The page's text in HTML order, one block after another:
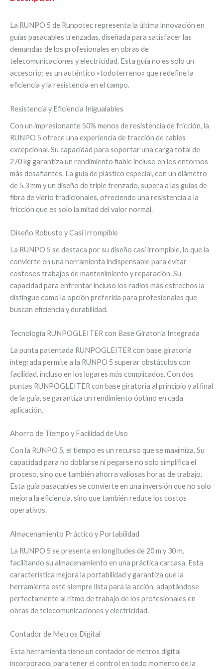
La RUNPO 5 de Runpotec representa la última innovación en
guías pasacables trenzadas, diseñada para satisfacer las
demandas de los profesionales en obras de
telecomunicaciones y electricidad. Esta guía no es solo un
accesorio; es un auténtico «todoterreno» que redefine la
eficiencia y la resistencia en el campo.
Resistencia y Eficiencia Inigualables
Con un impresionante 50% menos de resistencia de fricción, la
RUNPO 5 ofrece una experiencia de tracción de cables
excepcional. Su capacidad para soportar una carga total de
270 kg garantiza un rendimiento fiable incluso en los entornos
más desafiantes. La guía de plástico especial, con un diámetro
de 5,3 mm y un diseño de triple trenzado, supera a las guías de
fibra de vidrio tradicionales, ofreciendo una resistencia a la
fricción que es solo la mitad del valor normal.
Diseño Robusto y Casi Irrompible
La RUNPO 5 se destaca por su diseño casi irrompible, lo que la
convierte en una herramienta indispensable para evitar
costosos trabajos de mantenimiento y reparación. Su
capacidad para enfrentar incluso los radios más estrechos la
distingue como la opción preferida para profesionales que
buscan eficiencia y durabilidad.
Tecnología RUNPOGLEITER con Base Giratoria Integrada
La punta patentada RUNPOGLEITER con base giratoria
integrada permite a la RUNPO 5 superar obstáculos con
facilidad, incluso en los lugares más complicados. Con dos
puntas RUNPOGLEITER con base giratoria al principio y al final
de la guía, se garantiza un rendimiento óptimo en cada
aplicación.
Ahorro de Tiempo y Facilidad de Uso
Con la RUNPO 5, el tiempo es un recurso que se maximiza. Su
capacidad para no doblarse ni pegarse no solo simplifica el
proceso, sino que también ahorra valiosas horas de trabajo.
Esta guía pasacables se convierte en una inversión que no solo
mejora la eficiencia, sino que también reduce los costos
operativos.
Almacenamiento Práctico y Portabilidad
La RUNPO 5 se presenta en longitudes de 20 m y 30 m,
facilitando su almacenamiento en una práctica carcasa. Esta
característica mejora la portabilidad y garantiza que la
herramienta esté siempre lista para la acción, adaptándose
perfectamente al ritmo de trabajo de los profesionales en
obras de telecomunicaciones y electricidad.
Contador de Metros Digital
Esta herramienta tiene un contador de metros digital
incorporado, para tener el control en todo momento de la